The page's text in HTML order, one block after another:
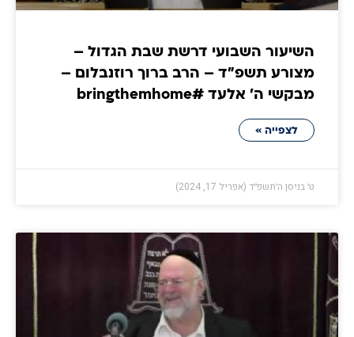
השיעור השבועי דרשת שבת הגדול –
מצורע תשפ"ד – הרב ברוך רוזנבלום –
מבקשי ה' אלעד #bringthemhome
לצפייה »
ט׳ בניסן ה׳תשפ״ד (אפריל 17, 2024)